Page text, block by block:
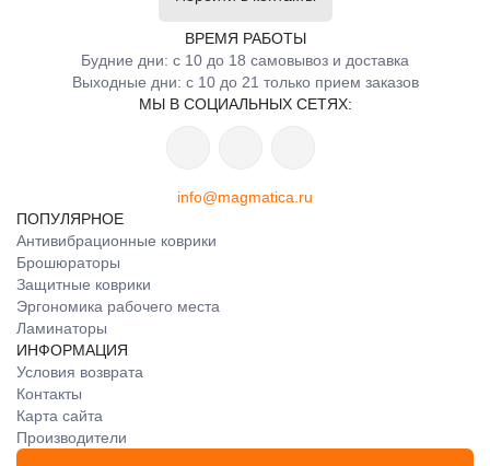
ВРЕМЯ РАБОТЫ
Будние дни: с 10 до 18 самовывоз и доставка
Выходные дни: с 10 до 21 только прием заказов
МЫ В СОЦИАЛЬНЫХ СЕТЯХ:
info@magmatica.ru
ПОПУЛЯРНОЕ
Антивибрационные коврики
Брошюраторы
Защитные коврики
Эргономика рабочего места
Ламинаторы
ИНФОРМАЦИЯ
Условия возврата
Контакты
Карта сайта
Производители